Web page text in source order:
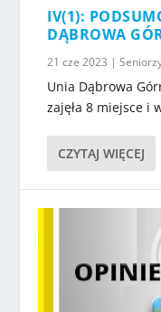
IV(1):
DĄBROWA
21 cze 2023 |
Unia Dąbrowa
zajęła 8 miejsce i
CZYTAJ WIĘCEJ